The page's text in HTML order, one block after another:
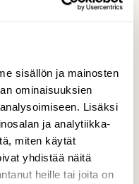
sisällön ja mainosten
ominaisuuksien
Lisäksi
ja analytiikka-
miten käytät
yhdistää näitä
heille tai joita on
13.6.2014